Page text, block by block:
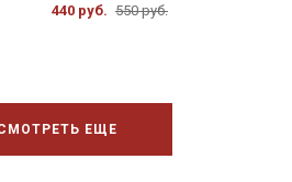
440 руб. 550 руб.
ЕЩЕ